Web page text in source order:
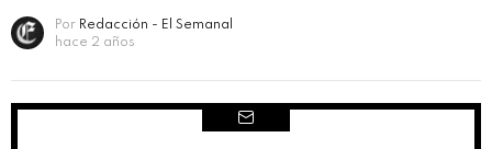
Por Redacción - El Semanal
hace 2 años